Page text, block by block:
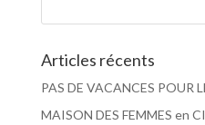
Articles récents
PAS DE VACANCES POUR
MAISON DES FEMMES en